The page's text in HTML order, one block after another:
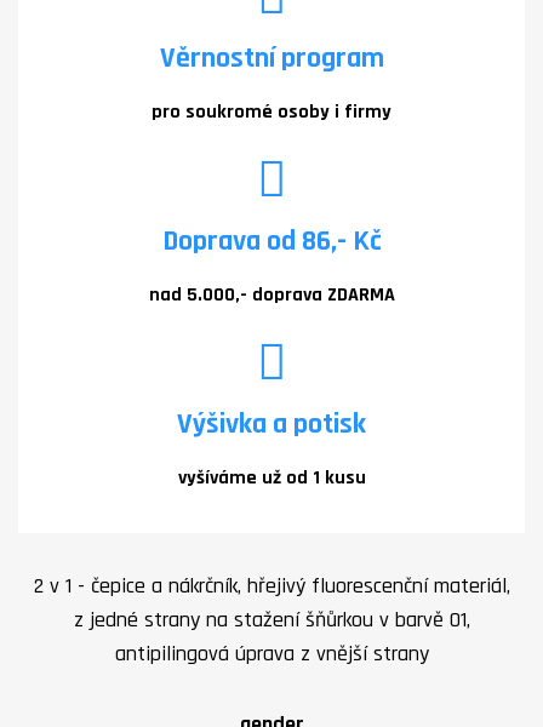
Věrnostní program
pro soukromé osoby i firmy
Doprava od 86,- Kč
nad 5.000,- doprava ZDARMA
Výšivka a potisk
vyšíváme už od 1 kusu
2 v 1 - čepice a nákrčník, hřejivý fluorescenční materiál,
z jedné strany na stažení šňůrkou v barvě 01,
antipilingová úprava z vnější strany